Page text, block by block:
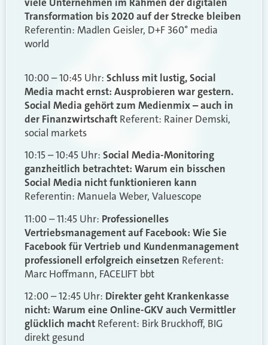
Transformation bis 2020 auf der Strecke bleiben
Referentin: Madlen Geisler, D+F 360° media
world
10:00 – 10:45 Uhr: Schluss mit lustig, Social
Media macht ernst: Ausprobieren war gestern.
Social Media gehört zum Medienmix – auch in
der Finanzwirtschaft Referent: Rainer Demski,
social markets
10:15 – 10:45 Uhr: Social Media-Monitoring
ganzheitlich betrachtet: Warum ein bisschen
Social Media nicht funktionieren kann
Referentin: Manuela Weber, Valuescope
11:00 – 11:45 Uhr: Professionelles
Vertriebsmanagement auf Facebook: Wie Sie
Facebook für Vertrieb und Kundenmanagement
professionell erfolgreich einsetzen Referent:
Marc Hoffmann, FACELIFT bbt
12:00 – 12:45 Uhr: Direkter geht Krankenkasse
nicht: Warum eine Online-GKV auch Vermittler
glücklich macht Referent: Birk Bruckhoff, BIG
direkt gesund